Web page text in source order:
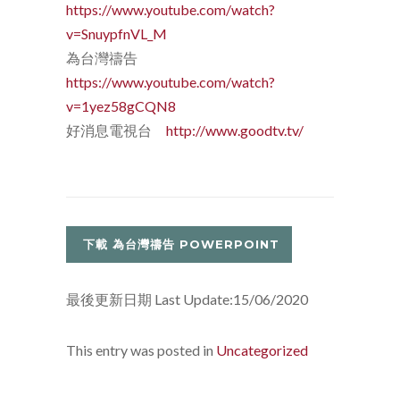
https://www.youtube.com/watch?
v=SnuypfnVL_M
為台灣禱告
https://www.youtube.com/watch?
v=1yez58gCQN8
好消息電視台 http://www.goodtv.tv/
下載 為台灣禱告 POWERPOINT
最後更新日期 Last Update:15/06/2020
This entry was posted in Uncategorized